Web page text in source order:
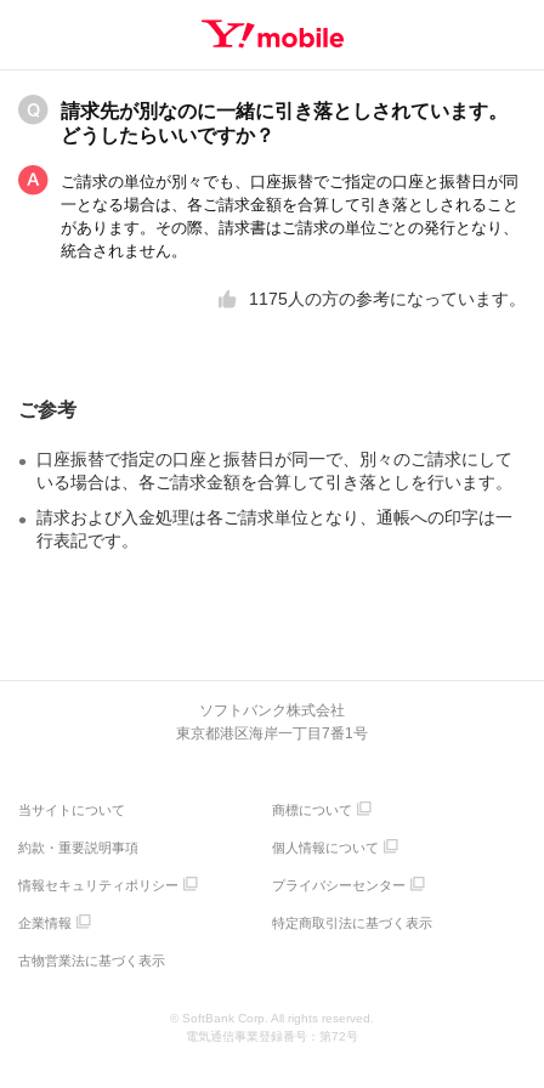
請求先が別なのに一緒に引き落としされています。
どうしたらいいですか？
ご請求の単位が別々でも、口座振替でご指定の口座と振替日が同
一となる場合は、各ご請求金額を合算して引き落としされること
があります。その際、請求書はご請求の単位ごとの発行となり、
統合されません。
1175人の方の参考になっています。
ご参考
口座振替で指定の口座と振替日が同一で、別々のご請求にして
いる場合は、各ご請求金額を合算して引き落としを行います。
請求および入金処理は各ご請求単位となり、通帳への印字は一
行表記です。
ソフトバンク株式会社
東京都港区海岸一丁目7番1号
当サイトについて 商標について
約款・重要説明事項 個人情報について
情報セキュリティポリシー プライバシーセンター
企業情報 特定商取引法に基づく表示
古物営業法に基づく表示
© SoftBank Corp. All rights reserved.
電気通信事業登録番号：第72号